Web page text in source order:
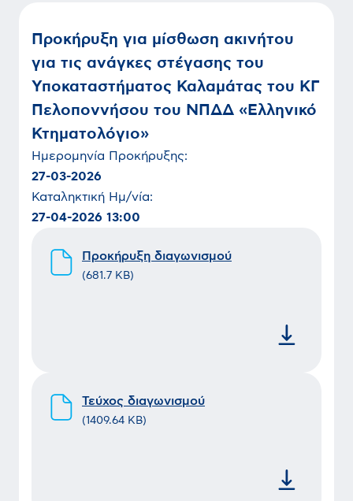
Προκήρυξη για μίσθωση ακινήτου
για τις ανάγκες στέγασης του
Υποκαταστήματος Καλαμάτας του ΚΓ
Πελοποννήσου του ΝΠΔΔ «Ελληνικό
Κτηματολόγιο»
Ημερομηνία Προκήρυξης:
27-03-2026
Καταληκτική Ημ/νία:
27-04-2026 13:00
Προκήρυξη διαγωνισμού
(681.7 KB)
Τεύχος διαγωνισμού
(1409.64 KB)